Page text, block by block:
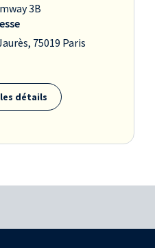
3B
75019 Paris
détails